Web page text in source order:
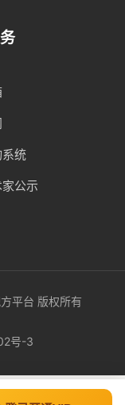
统
公示
平台 版权所有
号-3